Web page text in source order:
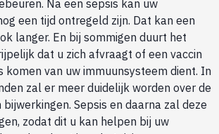
Na een sepsis kan uw
een tijd ontregeld zijn. Dat kan een
langer. En bij sommigen duurt het
dat u zich afvraagt of een vaccin
komen van uw immuunsysteem dient. In
zal er meer duidelijk worden over de
Sepsis en daarna zal deze
zodat dit u kan helpen bij uw